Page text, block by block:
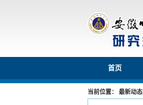
首页
当前位置： 最新动态